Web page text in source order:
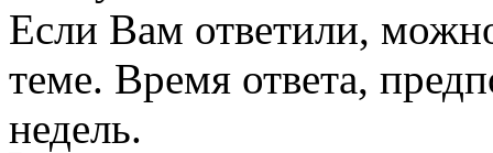
Если Вам ответили,
теме. Время ответа,
недель.